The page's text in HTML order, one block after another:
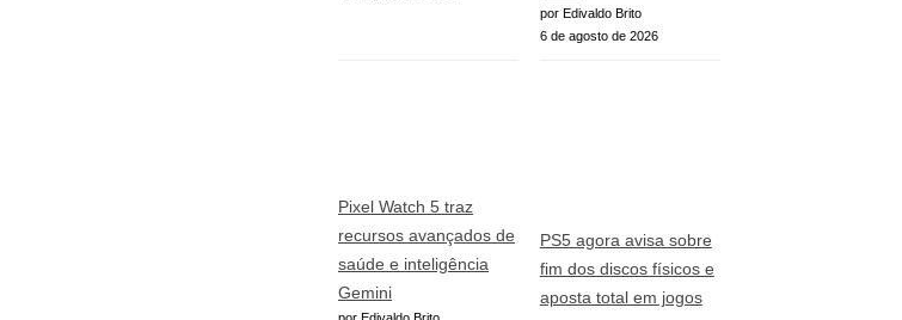
por Edivaldo Brito
6 de agosto de 2026
Pixel Watch 5 traz
recursos avançados de
saúde e inteligência
Gemini
PS5 agora avisa sobre
fim dos discos físicos e
aposta total em jogos